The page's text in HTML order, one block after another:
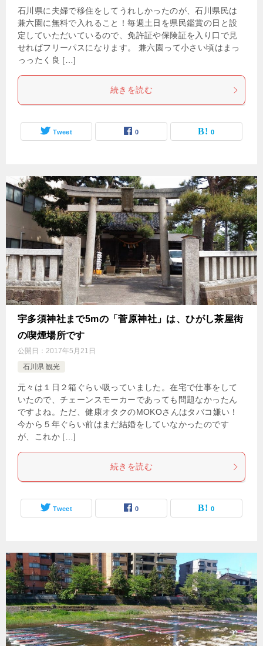
石川県に夫婦で移住をしてうれしかったのが、石川県民は
兼六園に無料で入れること！毎週土日を県民鑑賞の日と設
定していただいているので、免許証や保険証を入り口で見
せればフリーパスになります。 兼六園って小さい頃はまっ
っったく良 […]
続きを読む
Tweet 0 0
宇多須神社まで5mの「菅原神社」は、ひがし茶屋街
の喫煙場所です
公開日： 2017年5月21日
石川県 観光
元々は１日２箱ぐらい吸っていました。在宅で仕事をして
いたので、チェーンスモーカーであっても問題なかったん
ですよね。ただ、健康オタクのMOKOさんはタバコ嫌い！
今から５年ぐらい前はまだ結婚をしていなかったのです
が、これか […]
続きを読む
Tweet 0 0